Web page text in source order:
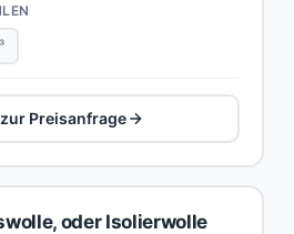
Preisanfrage
oder Isolierwolle